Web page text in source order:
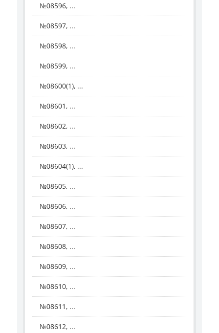
№08596, ...
№08597, ...
№08598, ...
№08599, ...
№08600(1), ...
№08601, ...
№08602, ...
№08603, ...
№08604(1), ...
№08605, ...
№08606, ...
№08607, ...
№08608, ...
№08609, ...
№08610, ...
№08611, ...
№08612, ...